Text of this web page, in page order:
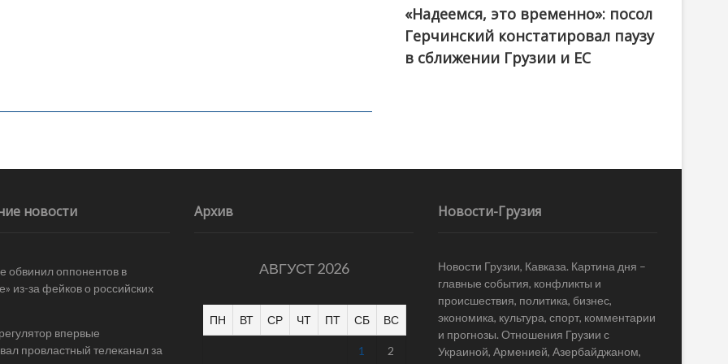
«Надеемся, это временно»: посол
Герчинский констатировал паузу
в сближении Грузии и ЕС
новости
обвинил оппонентов в
из-за фейков о российских
впервые
провластный телеканал за
Архив
АВГУСТ 2026
ПН ВТ СР ЧТ ПТ СБ ВС
1 2
Новости-Грузия
Новости Грузии, Кавказа. Картина дня –
главные события, конфликты и
происшествия, политика, бизнес,
экономика, культура, спорт, комментарии
и прогнозы. Отношения Грузии с
Украиной, Арменией, Азербайджаном,